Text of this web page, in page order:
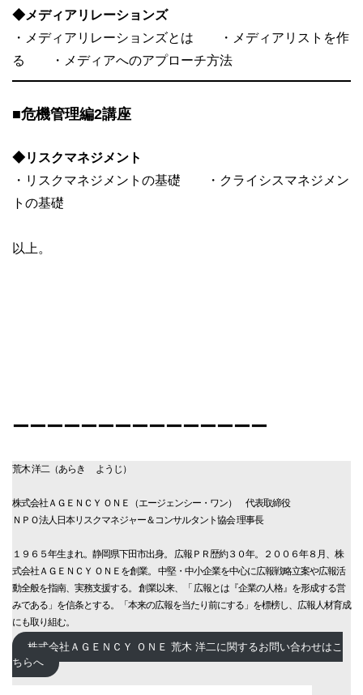
◆メディアリレーションズ
・メディアリレーションズとは ・メディアリストを作
る ・メディアへのアプローチ方法
■危機管理編2講座
◆リスクマネジメント
・リスクマネジメントの基礎 ・クライシスマネジメン
トの基礎
以上。
ーーーーーーーーーーーーーーー
荒木 洋二（あらき ようじ）
株式会社ＡＧＥＮＣＹ ＯＮＥ（エージェンシー・ワン） 代表取締役
ＮＰＯ法人日本リスクマネジャー＆コンサルタント協会 理事長
１９６５年生まれ。静岡県下田市出身。 広報ＰＲ歴約３０年。２００６年８月、株
式会社ＡＧＥＮＣＹ ＯＮＥを創業。 中堅・中小企業を中心に広報戦略立案や広報活
動全般を指南、実務支援する。 創業以来、「 広報とは『企業の人格』を形成する営
みである」を信条とする。「本来の広報を当たり前にする」を標榜し、広報人材育成
にも取り組む。
株式会社ＡＧＥＮＣＹ ＯＮＥ 荒木 洋二に関するお問い合わせはこ
ちらへ